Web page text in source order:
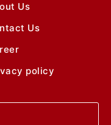
Us
Us
policy